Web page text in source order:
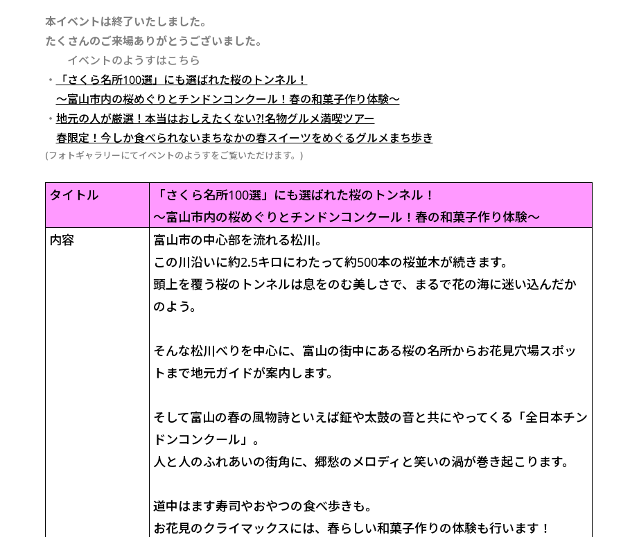
本イベントは終了いたしました。
たくさんのご来場ありがとうございました。
イベントのようすはこちら
・
「さくら名所100選」にも選ばれた桜のトンネル！
～富山市内の桜めぐりとチンドンコンクール！春の和菓子作り体験～
・ 地元の人が厳選！本当はおしえたくない⁈名物グルメ満喫ツアー
春限定！今しか食べられないまちなかの春スイーツをめぐるグルメまち歩き
(フォトギャラリーにてイベントのようすをご覧いただけます。)
タイトル
「さくら名所100選」にも選ばれた桜のトンネル！
～富山市内の桜めぐりとチンドンコンクール！春の和菓子作り体験～
内容
富山市の中心部を流れる松川。
この川沿いに約2.5キロにわたって約500本の桜並木が続きます。
頭上を覆う桜のトンネルは息をのむ美しさで、まるで花の海に迷い込んだか
のよう。
そんな松川べりを中心に、富山の街中にある桜の名所からお花見穴場スポッ
トまで地元ガイドが案内します。
そして富山の春の風物詩といえば鉦や太鼓の音と共にやってくる「全日本チン
ドンコンクール」。
人と人のふれあいの街角に、郷愁のメロディと笑いの渦が巻き起こります。
道中はます寿司やおやつの食べ歩きも。
お花見のクライマックスには、春らしい和菓子作りの体験も行います！